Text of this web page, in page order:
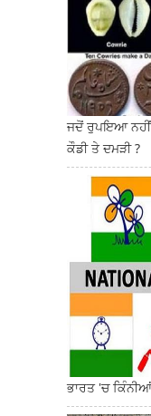
ਜਦੋਂ ਰੁਪਇਆ ਨਹੀਂ
ਕੌਡੀ ਤੇ ਦਮੜੀ ?
ਭਾਰਤ 'ਚ